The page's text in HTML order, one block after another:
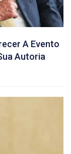
A Evento
Autoria